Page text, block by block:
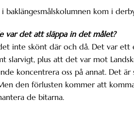
baklängesmålskolumnen kom i
var det att släppa in det målet?
inte skönt där och då. Det var
slarvigt, plus att det var mot
koncentrera oss på annat. Det
den förlusten kommer att
de bitarna.